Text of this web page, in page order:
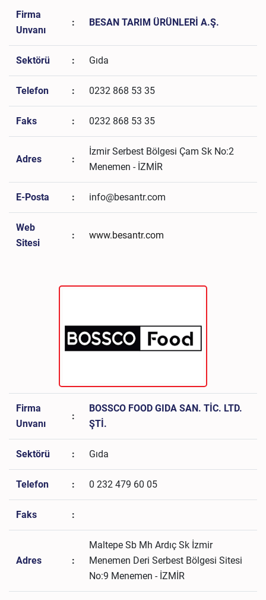
Firma
Unvanı
: BESAN TARIM ÜRÜNLERİ A.Ş.
Sektörü : Gıda
Telefon : 0232 868 53 35
Faks : 0232 868 53 35
Adres :
İzmir Serbest Bölgesi Çam Sk No:2
Menemen - İZMİR
E-Posta : info@besantr.com
Web
Sitesi
: www.besantr.com
Firma
Unvanı
:
BOSSCO FOOD GIDA SAN. TİC. LTD.
ŞTİ.
Sektörü : Gıda
Telefon : 0 232 479 60 05
Faks :
Adres :
Maltepe Sb Mh Ardıç Sk İzmir
Menemen Deri Serbest Bölgesi Sitesi
No:9 Menemen - İZMİR